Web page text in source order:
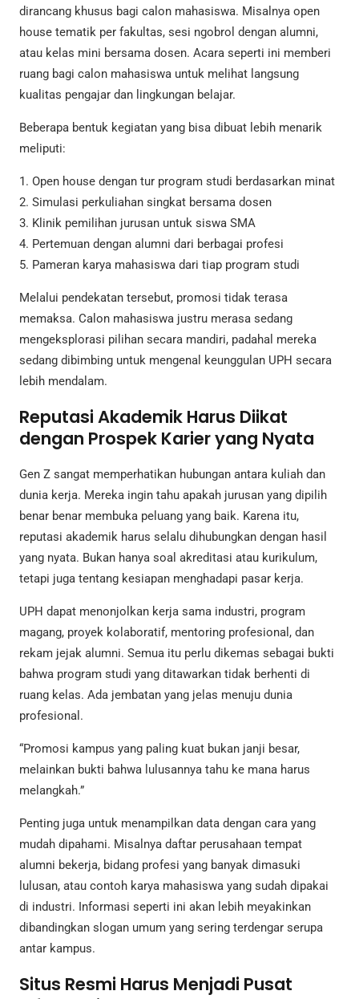
dirancang khusus bagi calon mahasiswa. Misalnya open
house tematik per fakultas, sesi ngobrol dengan alumni,
atau kelas mini bersama dosen. Acara seperti ini memberi
ruang bagi calon mahasiswa untuk melihat langsung
kualitas pengajar dan lingkungan belajar.
Beberapa bentuk kegiatan yang bisa dibuat lebih menarik
meliputi:
1. Open house dengan tur program studi berdasarkan minat
2. Simulasi perkuliahan singkat bersama dosen
3. Klinik pemilihan jurusan untuk siswa SMA
4. Pertemuan dengan alumni dari berbagai profesi
5. Pameran karya mahasiswa dari tiap program studi
Melalui pendekatan tersebut, promosi tidak terasa
memaksa. Calon mahasiswa justru merasa sedang
mengeksplorasi pilihan secara mandiri, padahal mereka
sedang dibimbing untuk mengenal keunggulan UPH secara
lebih mendalam.
Reputasi Akademik Harus Diikat
dengan Prospek Karier yang Nyata
Gen Z sangat memperhatikan hubungan antara kuliah dan
dunia kerja. Mereka ingin tahu apakah jurusan yang dipilih
benar benar membuka peluang yang baik. Karena itu,
reputasi akademik harus selalu dihubungkan dengan hasil
yang nyata. Bukan hanya soal akreditasi atau kurikulum,
tetapi juga tentang kesiapan menghadapi pasar kerja.
UPH dapat menonjolkan kerja sama industri, program
magang, proyek kolaboratif, mentoring profesional, dan
rekam jejak alumni. Semua itu perlu dikemas sebagai bukti
bahwa program studi yang ditawarkan tidak berhenti di
ruang kelas. Ada jembatan yang jelas menuju dunia
profesional.
“Promosi kampus yang paling kuat bukan janji besar,
melainkan bukti bahwa lulusannya tahu ke mana harus
melangkah.”
Penting juga untuk menampilkan data dengan cara yang
mudah dipahami. Misalnya daftar perusahaan tempat
alumni bekerja, bidang profesi yang banyak dimasuki
lulusan, atau contoh karya mahasiswa yang sudah dipakai
di industri. Informasi seperti ini akan lebih meyakinkan
dibandingkan slogan umum yang sering terdengar serupa
antar kampus.
Situs Resmi Harus Menjadi Pusat